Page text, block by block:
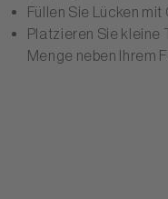
Füllen Sie Lücken
Platzieren Sie kleine
Menge neben Ihrem